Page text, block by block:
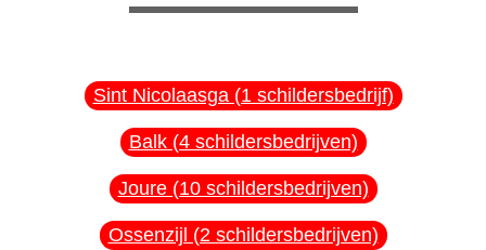
Sint Nicolaasga (1 schildersbedrijf)
Balk (4 schildersbedrijven)
Joure (10 schildersbedrijven)
Ossenzijl (2 schildersbedrijven)